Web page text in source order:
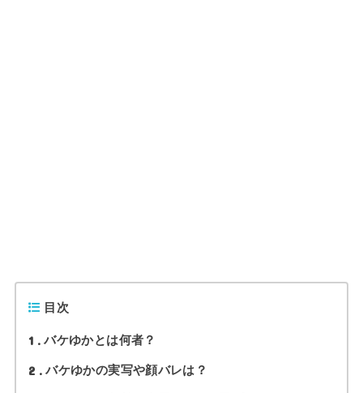
目次
1 バケゆかとは何者？
2 バケゆかの実写や顔バレは？